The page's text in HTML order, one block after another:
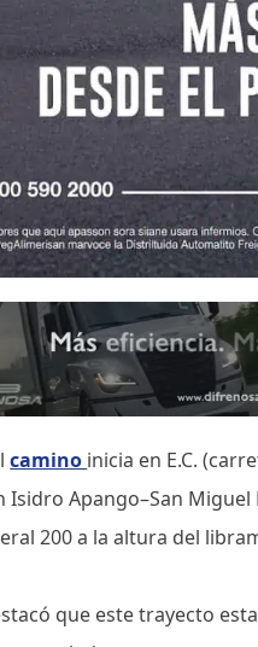
camino inicia en E.C.
Isidro Apango–San
200 a la altura del
que este trayecto